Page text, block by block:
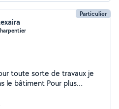
Particulier
le bâtiment Pour plus